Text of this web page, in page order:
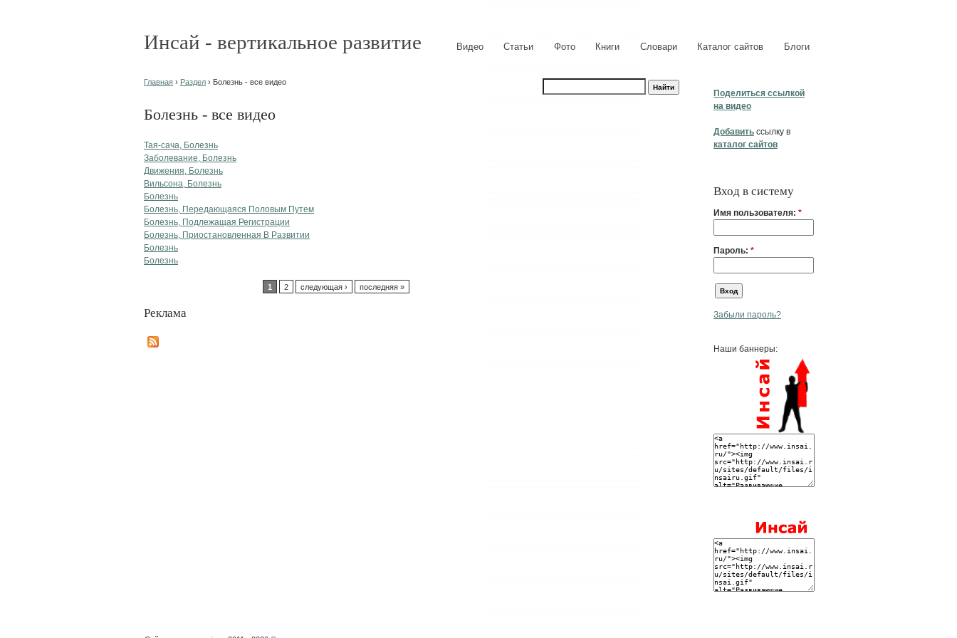
Инсай - вертикальное развитие Видео Статьи Фото Книги Словари Каталог сайтов Блоги
Поделиться ссылкой
на видео
Добавить ссылку в
каталог сайтов
Вход в систему
Имя пользователя: *
Пароль: *
Забыли пароль?
Наши баннеры:
Главная › Раздел › Болезнь - все видео
Болезнь - все видео
Тая-сача, Болезнь
Заболевание, Болезнь
Движения, Болезнь
Вильсона, Болезнь
Болезнь
Болезнь, Передающаяся Половым Путем
Болезнь, Подлежащая Регистрации
Болезнь, Приостановленная В Развитии
Болезнь
Болезнь
1 2 следующая › последняя »
Реклама